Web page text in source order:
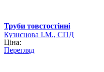
Труби товстостінні
Кузнєцова І.М., СПД
Ціна:
Перегляд